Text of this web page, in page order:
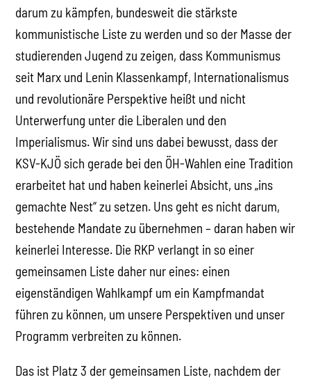
darum zu kämpfen, bundesweit die stärkste
kommunistische Liste zu werden und so der Masse der
studierenden Jugend zu zeigen, dass Kommunismus
seit Marx und Lenin Klassenkampf, Internationalismus
und revolutionäre Perspektive heißt und nicht
Unterwerfung unter die Liberalen und den
Imperialismus. Wir sind uns dabei bewusst, dass der
KSV-KJÖ sich gerade bei den ÖH-Wahlen eine Tradition
erarbeitet hat und haben keinerlei Absicht, uns „ins
gemachte Nest“ zu setzen. Uns geht es nicht darum,
bestehende Mandate zu übernehmen – daran haben wir
keinerlei Interesse. Die RKP verlangt in so einer
gemeinsamen Liste daher nur eines: einen
eigenständigen Wahlkampf um ein Kampfmandat
führen zu können, um unsere Perspektiven und unser
Programm verbreiten zu können.
Das ist Platz 3 der gemeinsamen Liste, nachdem der